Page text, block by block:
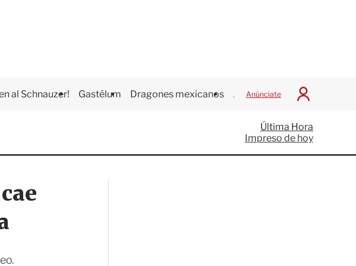
al Schnauzer! Gastélum Dragones mexicanos Juegos Centroamericanos
Anúnciate
I
c
i
a
Última Hora
Impreso de hoy